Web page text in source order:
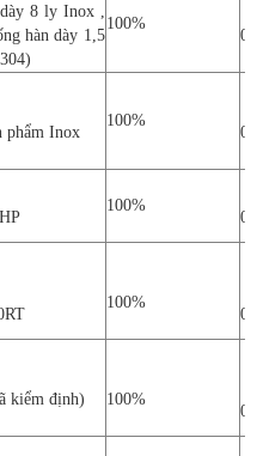
8 ly Inox ,
hàn dày 1,5
100%
01
phẩm Inox
100%
01
100%
01
100%
01
kiểm định) 100%
01